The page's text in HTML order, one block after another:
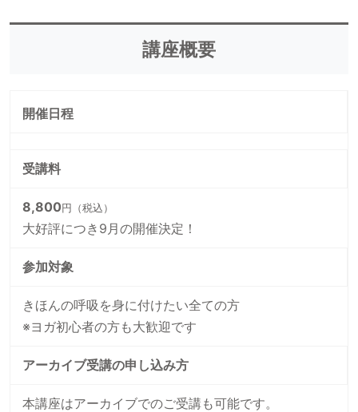
講座概要
開催日程
受講料
8,800円（税込）
大好評につき9月の開催決定！
参加対象
きほんの呼吸を身に付けたい全ての方
※ヨガ初心者の方も大歓迎です
アーカイブ受講の申し込み方
本講座はアーカイブでのご受講も可能です。